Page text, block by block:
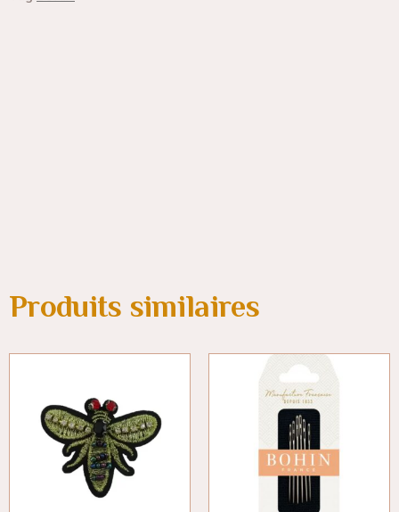
Produits similaires